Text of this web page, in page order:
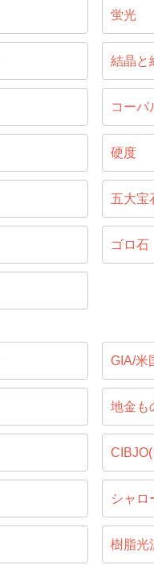
蛍光
結晶と
コーパ
硬度
五大宝
ゴロ石
GIA/米
地金も
シャロ
樹脂光